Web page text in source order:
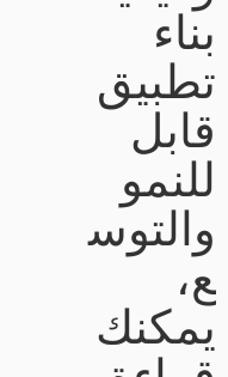
بناء
تطبيق
قابل
للنمو
والتوس
ع،
يمكنك